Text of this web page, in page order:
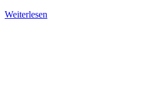
Weiterlesen